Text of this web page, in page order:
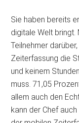
Sie haben bereits
digitale Welt
Teilnehmer
Zeiterfassung die
und keinem
muss. 71,05
allem auch den
kann der Chef